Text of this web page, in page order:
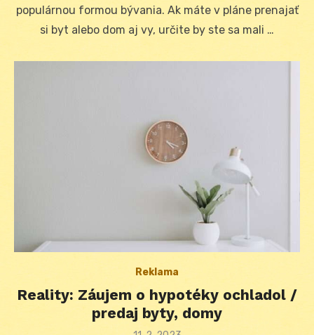
populárnou formou bývania. Ak máte v pláne prenajať
si byt alebo dom aj vy, určite by ste sa mali …
Reklama
Reality: Záujem o hypotéky ochladol /
predaj byty, domy